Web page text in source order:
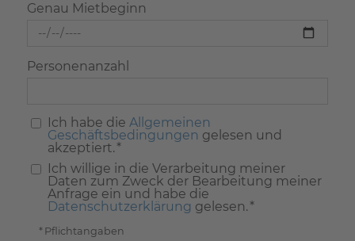
Genau Mietbeginn
Personenanzahl
Ich habe die Allgemeinen
Geschäftsbedingungen gelesen und
akzeptiert. *
Ich willige in die Verarbeitung meiner
Daten zum Zweck der Bearbeitung meiner
Anfrage ein und habe die
Datenschutzerklärung gelesen. *
* Pflichtangaben